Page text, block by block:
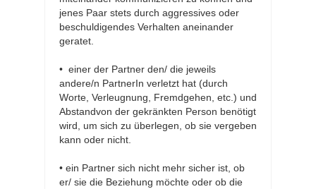
jenes Paar stets durch aggressives oder
beschuldigendes Verhalten aneinander
geratet.
• einer der Partner den/ die jeweils
andere/n PartnerIn verletzt hat (durch
Worte, Verleugnung, Fremdgehen, etc.) und
Abstandvon der gekränkten Person benötigt
wird, um sich zu überlegen, ob sie vergeben
kann oder nicht.
• ein Partner sich nicht mehr sicher ist, ob
er/ sie die Beziehung möchte oder ob die